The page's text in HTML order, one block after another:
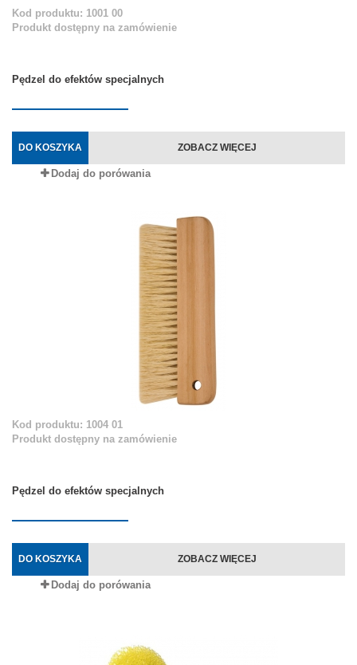
Kod produktu: 1001 00
Produkt dostępny na zamówienie
Pędzel do efektów specjalnych
DO KOSZYKA ZOBACZ WIĘCEJ
Dodaj do porówania
Kod produktu: 1004 01
Produkt dostępny na zamówienie
Pędzel do efektów specjalnych
DO KOSZYKA ZOBACZ WIĘCEJ
Dodaj do porówania